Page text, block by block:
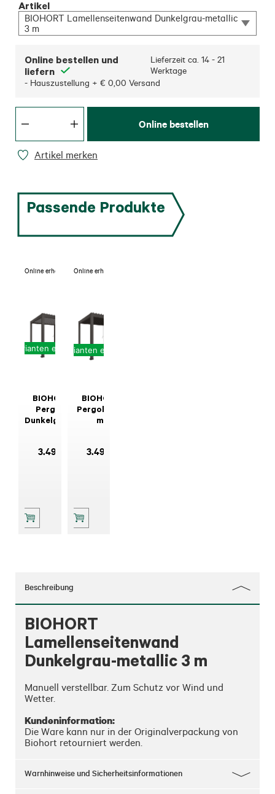
Artikel
BIOHORT Lamellenseitenwand Dunkelgrau-metallic
3 m
Online bestellen und
liefern
Lieferzeit ca. 14 - 21
Werktage
- Hauszustellung + € 0,00 Versand
Online bestellen
Artikel merken
Passende Produkte
Online erhältlich
Varianten erhältlich
BIOHORT
Pergola
Dunkelgrau/Silber-
3.499
Online erhältlich
Varianten erhältlich
BIOHORT
Pergola 3x3
m,
3.499
Beschreibung
BIOHORT
Lamellenseitenwand
Dunkelgrau-metallic 3 m
Manuell verstellbar. Zum Schutz vor Wind und
Wetter.
Kundeninformation:
Die Ware kann nur in der Originalverpackung von
Biohort retourniert werden.
Warnhinweise und Sicherheitsinformationen